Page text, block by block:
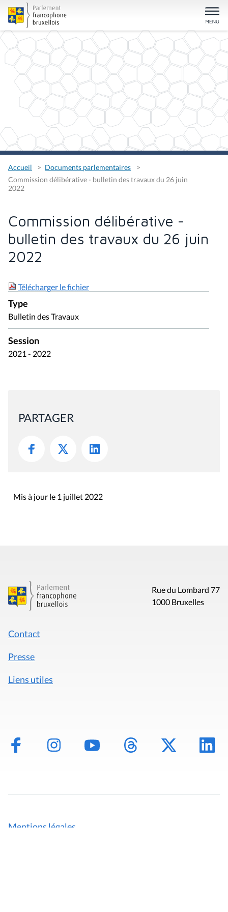
Accueil
Documents parlementaires
Commission délibérative - bulletin des travaux du 26 juin
2022
Commission délibérative -
bulletin des travaux du 26 juin
2022
Télécharger le fichier
Type
Bulletin des Travaux
Session
2021 - 2022
PARTAGER
Mis à jour le 1 juillet 2022
Rue du Lombard 77
1000 Bruxelles
Contact
Presse
Liens utiles
Mentions légales